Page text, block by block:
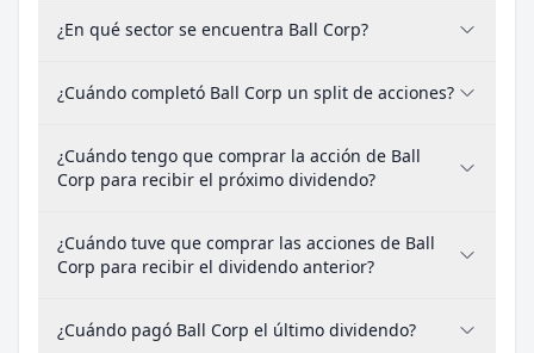
¿En qué sector se encuentra Ball Corp?
¿Cuándo completó Ball Corp un split de acciones?
¿Cuándo tengo que comprar la acción de Ball
Corp para recibir el próximo dividendo?
¿Cuándo tuve que comprar las acciones de Ball
Corp para recibir el dividendo anterior?
¿Cuándo pagó Ball Corp el último dividendo?